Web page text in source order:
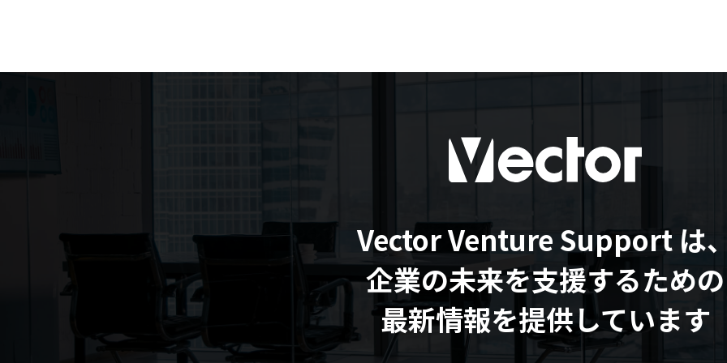
Vector Venture Support は
企業の未来を支援するための
最新情報を提供しています